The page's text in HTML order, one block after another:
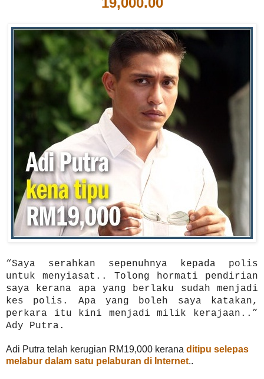
“Saya serahkan sepenuhnya kepada polis
untuk menyiasat.. Tolong hormati pendirian
saya kerana apa yang berlaku sudah menjadi
kes polis. Apa yang boleh saya katakan,
perkara itu kini menjadi milik kerajaan..”
Ady Putra.
Adi Putra telah kerugian RM19,000 kerana ditipu selepas
melabur dalam satu pelaburan di Internet..